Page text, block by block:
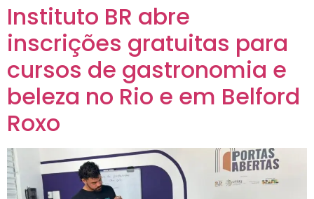
Instituto BR abre
inscrições gratuitas para
cursos de gastronomia e
beleza no Rio e em Belford
Roxo